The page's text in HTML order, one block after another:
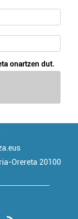
onartzen dut.
Orereta 20100